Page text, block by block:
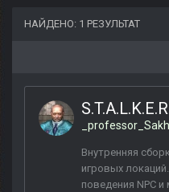
НАЙДЕНО: 1 РЕЗУЛЬТАТ
Внутренняя
игровых
поведения NPC и